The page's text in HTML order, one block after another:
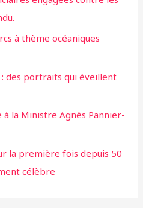
à thème océaniques
des portraits qui éveillent
la Ministre Agnès Pannier-
la première fois depuis 50
célèbre